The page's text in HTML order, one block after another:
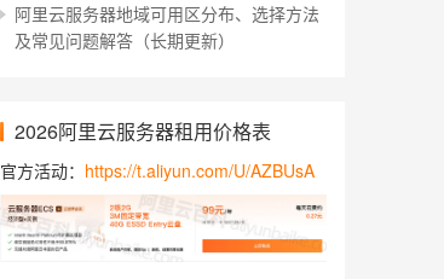
阿里云服务器地域可用区分布、选择方法
及常见问题解答（长期更新）
2026阿里云服务器租用价格表
官方活动： https://t.aliyun.com/U/AZBUsA